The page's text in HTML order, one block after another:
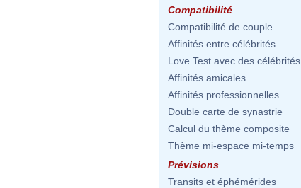
Compatibilité
Compatibilité de couple
Affinités entre célébrités
Love Test avec des célébrités
Affinités amicales
Affinités professionnelles
Double carte de synastrie
Calcul du thème composite
Thème mi-espace mi-temps
Prévisions
Transits et éphémérides